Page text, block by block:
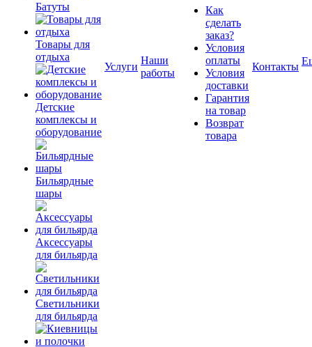
Батуты
Товары для
отдыха
Детские
комплексы и
оборудование
Бильярдные
шары
Аксессуары
для бильярда
Светильники
для бильярда
Услуги
Наши
работы
Как
сделать
заказ?
Условия
оплаты
Условия
доставки
Гарантия
на товар
Возврат
товара
Контакты